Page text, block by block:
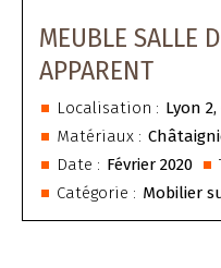
MEUBLE SALLE
APPARENT
Localisation : Lyon 2,
Matériaux :
Date : Février 2020
Catégorie : Mobilier